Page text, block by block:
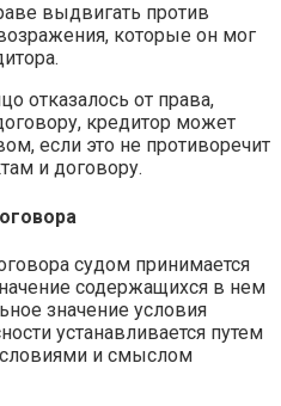
выдвигать против
которые он мог
отказалось от права,
кредитор может
если это не противоречит
и договору.
судом принимается
содержащихся в нем
значение условия
устанавливается путем
и смыслом